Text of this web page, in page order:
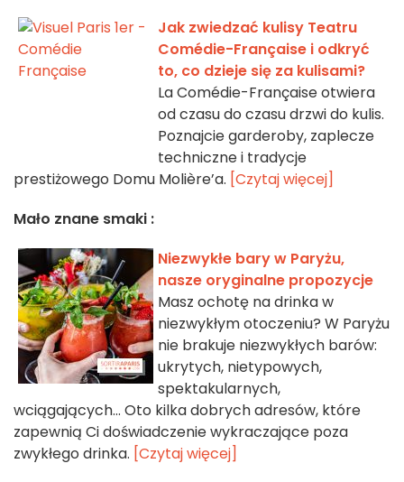
Jak zwiedzać kulisy Teatru
Comédie-Française i odkryć
to, co dzieje się za kulisami?
La Comédie-Française otwiera
od czasu do czasu drzwi do kulis.
Poznajcie garderoby, zaplecze
techniczne i tradycje
prestiżowego Domu Molière’a. [Czytaj więcej]
Mało znane smaki :
Niezwykłe bary w Paryżu,
nasze oryginalne propozycje
Masz ochotę na drinka w
niezwykłym otoczeniu? W Paryżu
nie brakuje niezwykłych barów:
ukrytych, nietypowych,
spektakularnych,
wciągających... Oto kilka dobrych adresów, które
zapewnią Ci doświadczenie wykraczające poza
zwykłego drinka. [Czytaj więcej]